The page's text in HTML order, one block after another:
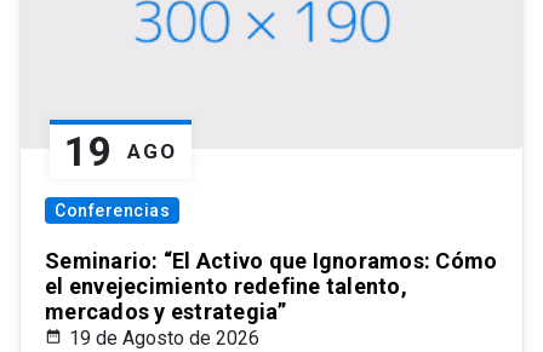
19 AGO
Conferencias
Seminario: “El Activo que Ignoramos: Cómo
el envejecimiento redefine talento,
mercados y estrategia”
19 de Agosto de 2026